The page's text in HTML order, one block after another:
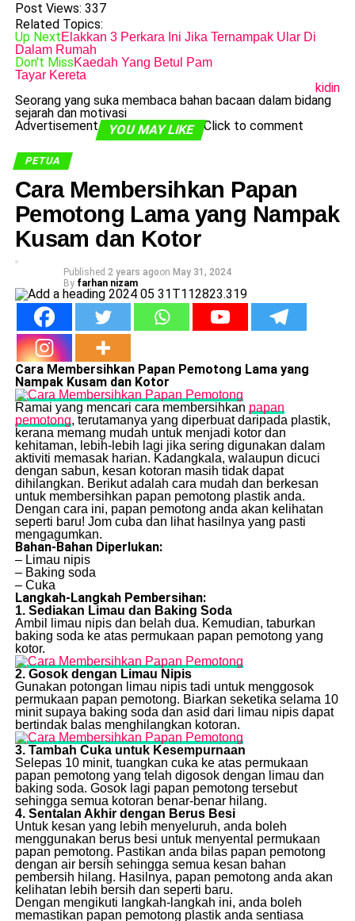
Post Views: 337
Related Topics:
Up NextElakkan 3 Perkara Ini Jika Ternampak Ular Di
Dalam Rumah
Don't MissKaedah Yang Betul Pam
Tayar Kereta
kidin
Seorang yang suka membaca bahan bacaan dalam bidang
sejarah dan motivasi
Advertisement
YOU MAY LIKE Click to comment
PETUA
Cara Membersihkan Papan
Pemotong Lama yang Nampak
Kusam dan Kotor
Published 2 years agoon May 31, 2024
By farhan nizam
Cara Membersihkan Papan Pemotong Lama yang
Nampak Kusam dan Kotor
Ramai yang mencari cara membersihkan papan
pemotong, terutamanya yang diperbuat daripada plastik,
kerana memang mudah untuk menjadi kotor dan
kehitaman, lebih-lebih lagi jika sering digunakan dalam
aktiviti memasak harian. Kadangkala, walaupun dicuci
dengan sabun, kesan kotoran masih tidak dapat
dihilangkan. Berikut adalah cara mudah dan berkesan
untuk membersihkan papan pemotong plastik anda.
Dengan cara ini, papan pemotong anda akan kelihatan
seperti baru! Jom cuba dan lihat hasilnya yang pasti
mengagumkan.
Bahan-Bahan Diperlukan:
– Limau nipis
– Baking soda
– Cuka
Langkah-Langkah Pembersihan:
1. Sediakan Limau dan Baking Soda
Ambil limau nipis dan belah dua. Kemudian, taburkan
baking soda ke atas permukaan papan pemotong yang
kotor.
2. Gosok dengan Limau Nipis
Gunakan potongan limau nipis tadi untuk menggosok
permukaan papan pemotong. Biarkan seketika selama 10
minit supaya baking soda dan asid dari limau nipis dapat
bertindak balas menghilangkan kotoran.
3. Tambah Cuka untuk Kesempurnaan
Selepas 10 minit, tuangkan cuka ke atas permukaan
papan pemotong yang telah digosok dengan limau dan
baking soda. Gosok lagi papan pemotong tersebut
sehingga semua kotoran benar-benar hilang.
4. Sentalan Akhir dengan Berus Besi
Untuk kesan yang lebih menyeluruh, anda boleh
menggunakan berus besi untuk menyental permukaan
papan pemotong. Pastikan anda bilas papan pemotong
dengan air bersih sehingga semua kesan bahan
pembersih hilang. Hasilnya, papan pemotong anda akan
kelihatan lebih bersih dan seperti baru.
Dengan mengikuti langkah-langkah ini, anda boleh
memastikan papan pemotong plastik anda sentiasa